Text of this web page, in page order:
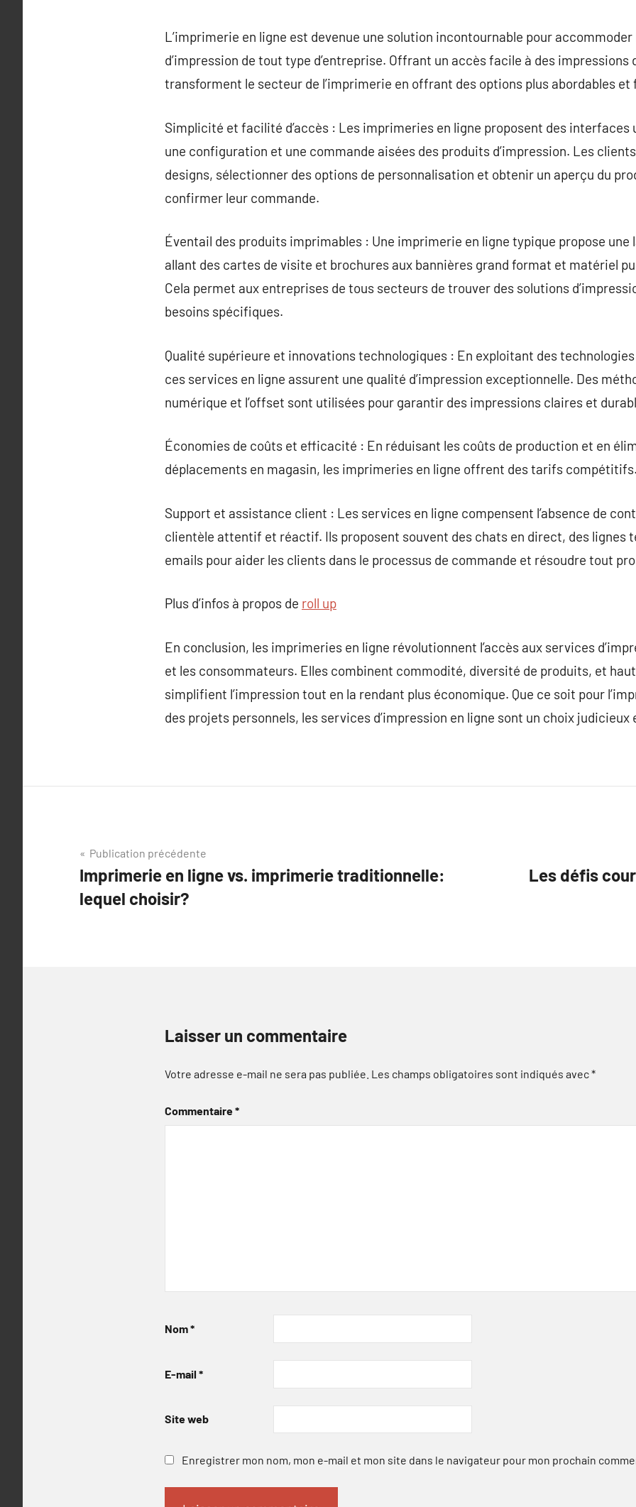
L’imprimerie en ligne est devenue une solution incontournable pour accommoder
d’impression de tout type d’entreprise. Offrant un accès facile à des
transforment le secteur de l’imprimerie en offrant des options plus abordables
Simplicité et facilité d’accès : Les imprimeries en ligne proposent des
une configuration et une commande aisées des produits d’impression. Les
designs, sélectionner des options de personnalisation et obtenir un aperçu du
confirmer leur commande.
Éventail des produits imprimables : Une imprimerie en ligne typique propose une
allant des cartes de visite et brochures aux bannières grand format et matériel
Cela permet aux entreprises de tous secteurs de trouver des solutions
besoins spécifiques.
Qualité supérieure et innovations technologiques : En exploitant des technologies
ces services en ligne assurent une qualité d’impression exceptionnelle. Des
numérique et l’offset sont utilisées pour garantir des impressions claires et
Économies de coûts et efficacité : En réduisant les coûts de production et en
déplacements en magasin, les imprimeries en ligne offrent des tarifs compétitifs.
Support et assistance client : Les services en ligne compensent l’absence de
clientèle attentif et réactif. Ils proposent souvent des chats en direct, des lignes
emails pour aider les clients dans le processus de commande et résoudre tout
Plus d’infos à propos de roll up
En conclusion, les imprimeries en ligne révolutionnent l’accès aux services
et les consommateurs. Elles combinent commodité, diversité de produits, et
simplifient l’impression tout en la rendant plus économique. Que ce soit pour
des projets personnels, les services d’impression en ligne sont un choix judicieux
Navigation
de
l’article
Publication précédente
Imprimerie en ligne vs. imprimerie traditionnelle:
lequel choisir?
Les défis
Laisser un commentaire
Votre adresse e-mail ne sera pas publiée. Les champs obligatoires sont indiqués avec*
Commentaire*
Nom*
E-mail *
Site web
Enregistrer mon nom, mon e-mail et mon site dans le navigateur pour mon prochain